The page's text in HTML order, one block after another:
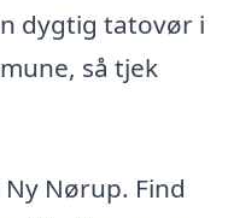
dygtig tatovør i
så tjek
Nørup. Find